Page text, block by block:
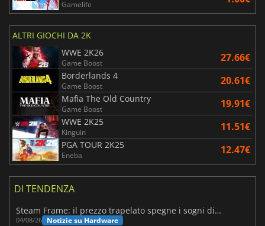
Gamelife
ALTRI GIOCHI DA 2K
WWE 2K26
Game Boost 27.66€
Borderlands 4
Game Boost 20.61€
Mafia The Old Country
Game Boost 19.91€
WWE 2K25
Kinguin 11.51€
PGA TOUR 2K25
Eneba 12.47€
DI TENDENZA
Steam Frame: il prezzo trapelato spegne i sogni di un VR economico
04/08/26 Notizie su Hardware